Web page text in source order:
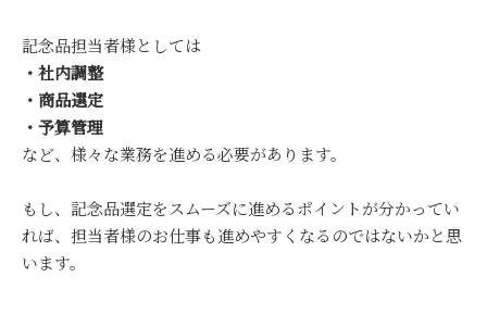
記念品担当者様としては
・社内調整
・商品選定
・予算管理
など、様々な業務を進める必要があります。
もし、記念品選定をスムーズに進めるポイントが分かってい
れば、担当者様のお仕事も進めやすくなるのではないかと思
います。